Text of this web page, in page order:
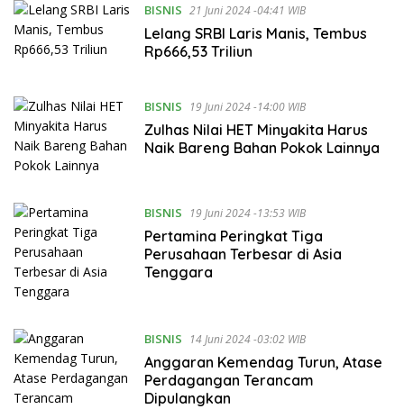
BISNIS 21 Juni 2024 -04:41 WIB
Lelang SRBI Laris Manis, Tembus
Rp666,53 Triliun
BISNIS 19 Juni 2024 -14:00 WIB
Zulhas Nilai HET Minyakita Harus
Naik Bareng Bahan Pokok Lainnya
BISNIS 19 Juni 2024 -13:53 WIB
Pertamina Peringkat Tiga
Perusahaan Terbesar di Asia
Tenggara
BISNIS 14 Juni 2024 -03:02 WIB
Anggaran Kemendag Turun, Atase
Perdagangan Terancam
Dipulangkan